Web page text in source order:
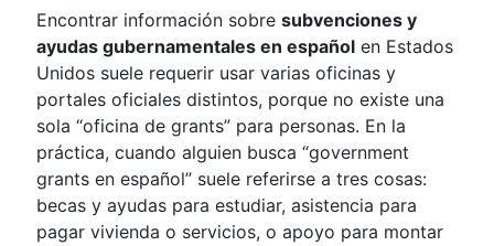
Encontrar información sobre subvenciones y
ayudas gubernamentales en español en Estados
Unidos suele requerir usar varias oficinas y
portales oficiales distintos, porque no existe una
sola “oficina de grants” para personas. En la
práctica, cuando alguien busca “government
grants en español” suele referirse a tres cosas:
becas y ayudas para estudiar, asistencia para
pagar vivienda o servicios, o apoyo para montar